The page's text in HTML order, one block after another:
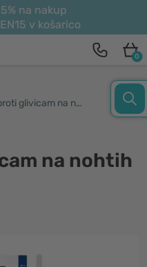
na nakup
v košarico
0
Pisalo proti glivicam na nohtih
na nohtih